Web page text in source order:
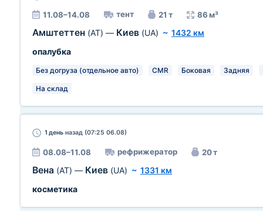
11.08–14.08 тент 21 т 86 м³
Амштеттен (AT) — Киев (UA) ~ 1432 км
опалубка
Без догруза (отдельное авто) CMR Боковая Задняя
На склад
1 день назад (07:25 06.08)
08.08–11.08 рефрижератор 20 т
Вена (AT) — Киев (UA) ~ 1331 км
косметика